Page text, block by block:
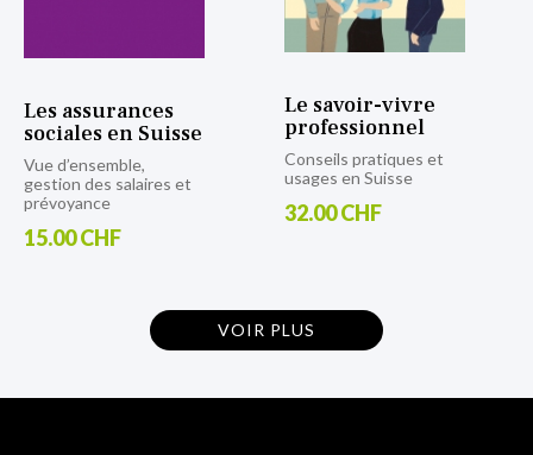
Les assurances
sociales en Suisse
Vue d’ensemble,
gestion des salaires et
prévoyance
15.00 CHF
Le savoir-vivre
professionnel
Conseils pratiques et
usages en Suisse
32.00 CHF
VOIR PLUS